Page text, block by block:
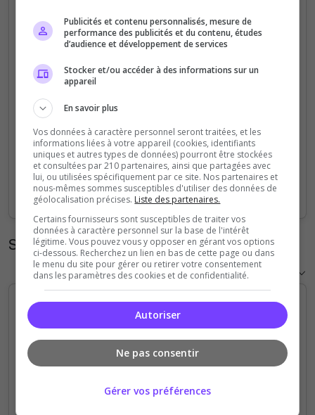
0
1
2
3
Sep Oct Nov Dec Jan Feb Mar Apr May Jun Jul Aug
Statistiques horaires
Publicités et contenu personnalisés, mesure de
performance des publicités et du contenu, études
d’audience et développement de services
Stocker et/ou accéder à des informations sur un
appareil
En savoir plus
Vos données à caractère personnel seront traitées, et les
informations liées à votre appareil (cookies, identifiants
uniques et autres types de données) pourront être stockées
et consultées par 210 partenaires, ainsi que partagées avec
lui, ou utilisées spécifiquement par ce site. Nos partenaires et
nous-mêmes sommes susceptibles d'utiliser des données de
géolocalisation précises. Liste des partenaires.
Certains fournisseurs sont susceptibles de traiter vos
données à caractère personnel sur la base de l'intérêt
légitime. Vous pouvez vous y opposer en gérant vos options
ci-dessous. Recherchez un lien en bas de cette page ou dans
le menu du site pour gérer ou retirer votre consentement
dans les paramètres des cookies et de confidentialité.
Autoriser
Ne pas consentir
Gérer vos préférences